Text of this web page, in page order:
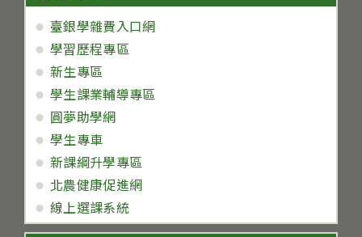
臺銀學雜費入口網
學習歷程專區
新生專區
學生課業輔導專區
圓夢助學網
學生專車
新課綱升學專區
北農健康促進網
線上選課系統